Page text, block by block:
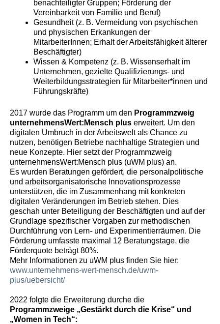
benachteiligter Gruppen; Förderung der
Vereinbarkeit von Familie und Beruf)
Gesundheit (z. B. Vermeidung von psychischen
und physischen Erkankungen der
MitarbeiterInnen; Erhalt der Arbeitsfähigkeit älterer
Beschäftigter)
Wissen & Kompetenz (z. B. Wissenserhalt im
Unternehmen, gezielte Qualifizierungs- und
Weiterbildungsstrategien für Mitarbeiter*innen und
Führungskräfte)
2017 wurde das Programm um den Programmzweig
unternehmensWert:Mensch plus erweitert. Um den
digitalen Umbruch in der Arbeitswelt als Chance zu
nutzen, benötigen Betriebe nachhaltige Strategien und
neue Konzepte. Hier setzt der Programmzweig
unternehmensWert:Mensch plus (uWM plus) an.
Es wurden Beratungen gefördert, die personalpolitische
und arbeitsorganisatorische Innovationsprozesse
unterstützen, die im Zusammenhang mit konkreten
digitalen Veränderungen im Betrieb stehen. Dies
geschah unter Beteiligung der Beschäftigten und auf der
Grundlage spezifischer Vorgaben zur methodischen
Durchführung von Lern- und Experimentierräumen. Die
Förderung umfasste maximal 12 Beratungstage, die
Förderquote beträgt 80%.
Mehr Informationen zu uWM plus finden Sie hier:
www.unternehmens-wert-mensch.de/uwm-
plus/uebersicht/
2022 folgte die Erweiterung durche die
Programmzweige „Gestärkt durch die Krise“ und
„Women in Tech“: